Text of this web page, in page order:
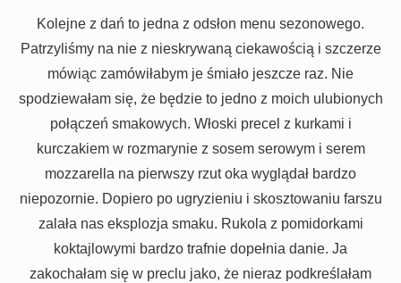
Kolejne z dań to jedna z odsłon menu sezonowego.
Patrzyliśmy na nie z nieskrywaną ciekawością i szczerze
mówiąc zamówiłabym je śmiało jeszcze raz. Nie
spodziewałam się, że będzie to jedno z moich ulubionych
połączeń smakowych. Włoski precel z kurkami i
kurczakiem w rozmarynie z sosem serowym i serem
mozzarella na pierwszy rzut oka wyglądał bardzo
niepozornie. Dopiero po ugryzieniu i skosztowaniu farszu
zalała nas eksplozja smaku. Rukola z pomidorkami
koktajlowymi bardzo trafnie dopełnia danie. Ja
zakochałam się w preclu jako, że nieraz podkreślałam